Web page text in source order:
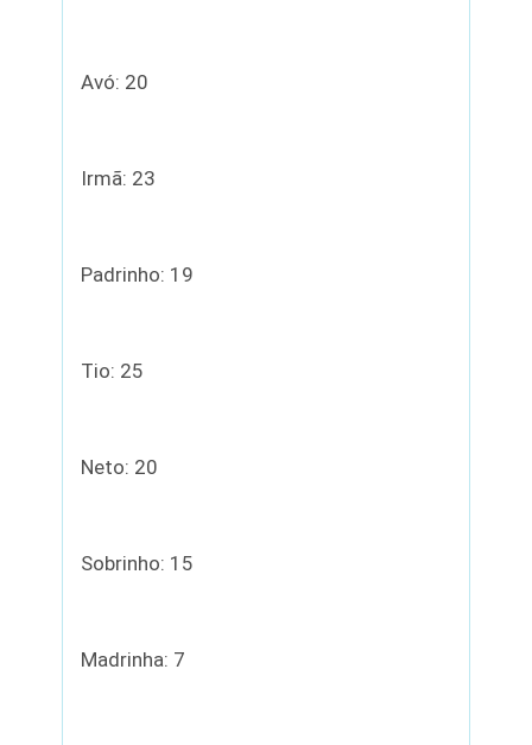
Avó: 20
Irmã: 23
Padrinho: 19
Tio: 25
Neto: 20
Sobrinho: 15
Madrinha: 7